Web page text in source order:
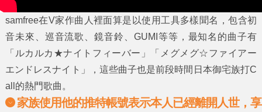
samfree在V家作曲人裡面算是以使用工具多樣聞名，包含初
音未來、巡音流歌、鏡音鈴、GUMI等等，最知名的曲子有
「ルカルカ★ナイトフィーバー」「メグメグ☆ファイアー
エンドレスナイト」，這些曲子也是前段時間日本御宅族打C
all的熱門歌曲。
家族使用他的推特帳號表示本人已經離開人世，享